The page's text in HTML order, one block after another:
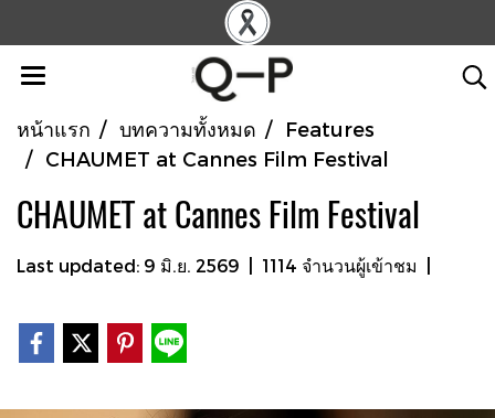
หน้าแรก บทความทั้งหมด
Features
CHAUMET at Cannes Film Festival
CHAUMET at Cannes Film Festival
Last updated: 9 มิ.ย. 2569 1114 จำนวนผู้เข้าชม